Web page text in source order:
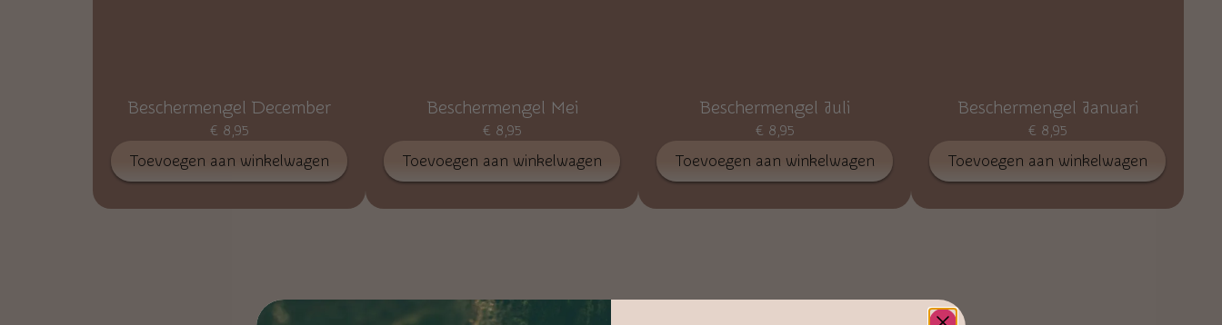
Beschermengel December
€ 8,95
Toevoegen aan winkelwagen
Beschermengel Mei
€ 8,95
Toevoegen aan winkelwagen
Beschermengel Juli
€ 8,95
Toevoegen aan winkelwagen
Beschermengel Januari
€ 8,95
Toevoegen aan winkelwagen